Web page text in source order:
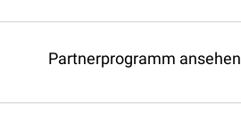
Partnerprogramm ansehen